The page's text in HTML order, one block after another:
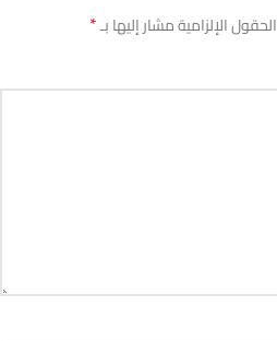
الحقول الإلزامية مشار إليها بـ*